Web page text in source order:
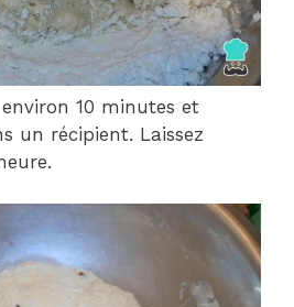
10 minutes et
un récipient. Laissez